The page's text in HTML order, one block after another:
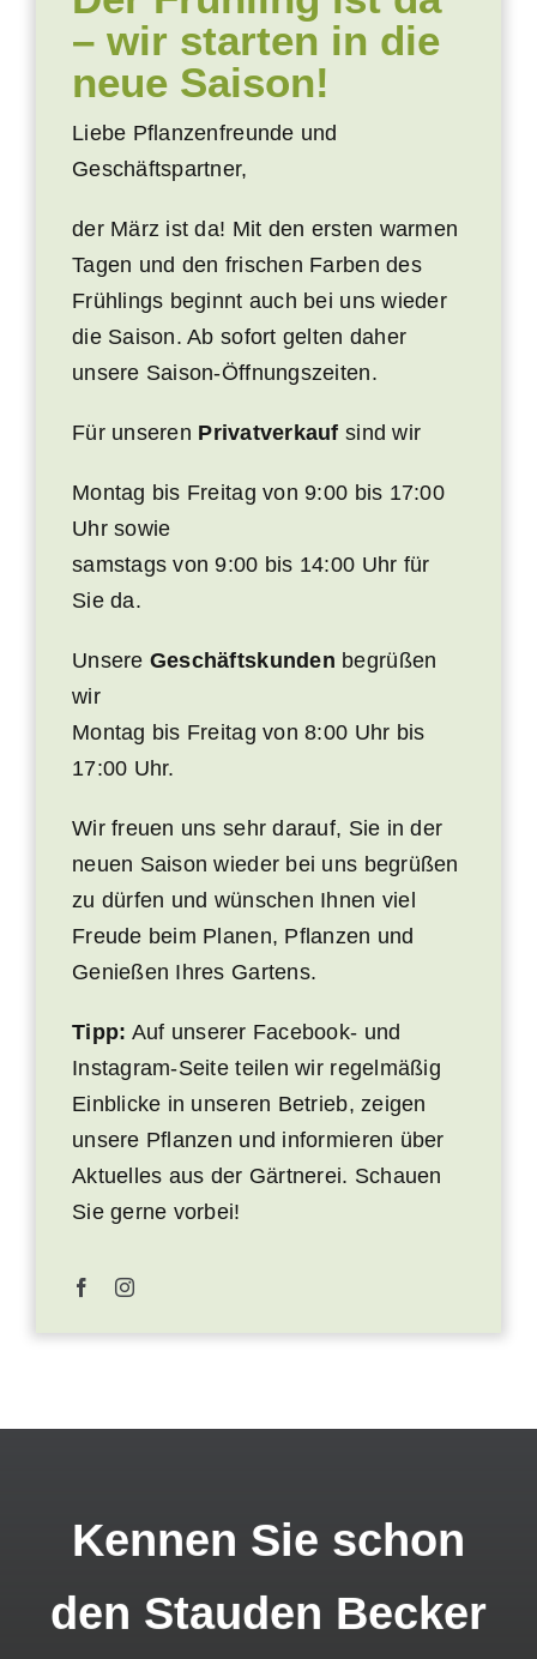
Beetplaner
Shop für Geschäftskunden
– wir starten in die
neue Saison!
Liebe Pflanzenfreunde und
Geschäftspartner,
der März ist da! Mit den ersten warmen
Tagen und den frischen Farben des
Frühlings beginnt auch bei uns wieder
die Saison. Ab sofort gelten daher
unsere Saison-Öffnungszeiten.
Für unseren Privatverkauf sind wir
Montag bis Freitag von 9:00 bis 17:00
Uhr sowie
samstags von 9:00 bis 14:00 Uhr für
Sie da.
Unsere Geschäftskunden begrüßen
wir
Montag bis Freitag von 8:00 Uhr bis
17:00 Uhr.
Wir freuen uns sehr darauf, Sie in der
neuen Saison wieder bei uns begrüßen
zu dürfen und wünschen Ihnen viel
Freude beim Planen, Pflanzen und
Genießen Ihres Gartens.
Tipp: Auf unserer Facebook- und
Instagram-Seite teilen wir regelmäßig
Einblicke in unseren Betrieb, zeigen
unsere Pflanzen und informieren über
Aktuelles aus der Gärtnerei. Schauen
Sie gerne vorbei!
Kennen Sie schon
den Stauden Becker